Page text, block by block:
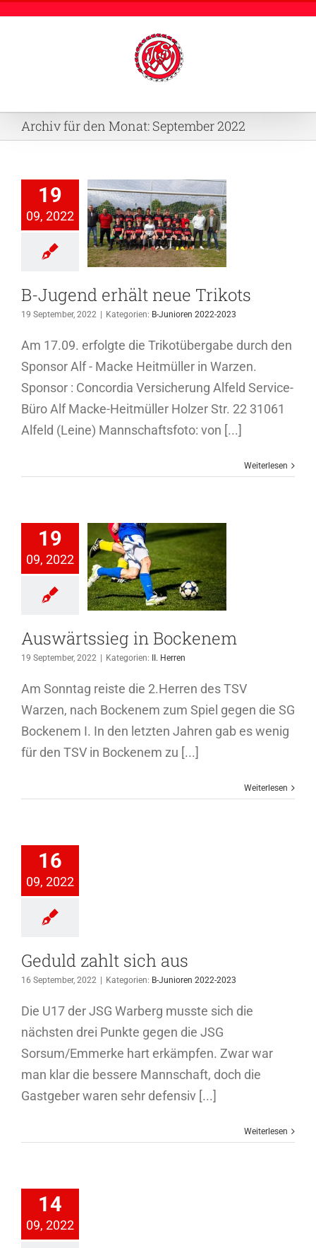
Archiv für den Monat: September 2022
19
09, 2022
erhält
Trikots
2022-2023
B-Jugend erhält neue Trikots
19 September, 2022 Kategorien: B-Junioren 2022-2023
Am 17.09. erfolgte die Trikotübergabe durch den
Sponsor Alf - Macke Heitmüller in Warzen.
Sponsor : Concordia Versicherung Alfeld Service-
Büro Alf Macke-Heitmüller Holzer Str. 22 31061
Alfeld (Leine) Mannschaftsfoto: von [...]
Weiterlesen
19
09, 2022
in
Auswärtssieg in Bockenem
19 September, 2022 Kategorien: II. Herren
Am Sonntag reiste die 2.Herren des TSV
Warzen, nach Bockenem zum Spiel gegen die SG
Bockenem I. In den letzten Jahren gab es wenig
für den TSV in Bockenem zu [...]
Weiterlesen
16
09, 2022
zahlt sich
2022-2023
Geduld zahlt sich aus
16 September, 2022 Kategorien: B-Junioren 2022-2023
Die U17 der JSG Warberg musste sich die
nächsten drei Punkte gegen die JSG
Sorsum/Emmerke hart erkämpfen. Zwar war
man klar die bessere Mannschaft, doch die
Gastgeber waren sehr defensiv [...]
Weiterlesen
14
09, 2022
auf